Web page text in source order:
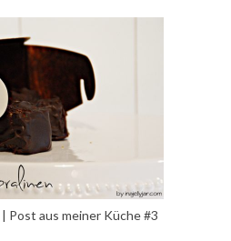
Post aus meiner Küche #3